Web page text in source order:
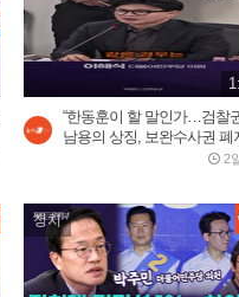
“한동훈이 할 말인가…검찰
남용의 상징, 보완수사권 폐
2
정치